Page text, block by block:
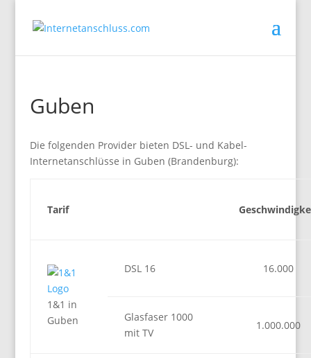
Guben
Die folgenden Provider bieten DSL- und Kabel-
Internetanschlüsse in Guben (Brandenburg):
Tarif
1&1 in
Guben
DSL 16 16.000
Glasfaser 1000
mit TV
1.000.000